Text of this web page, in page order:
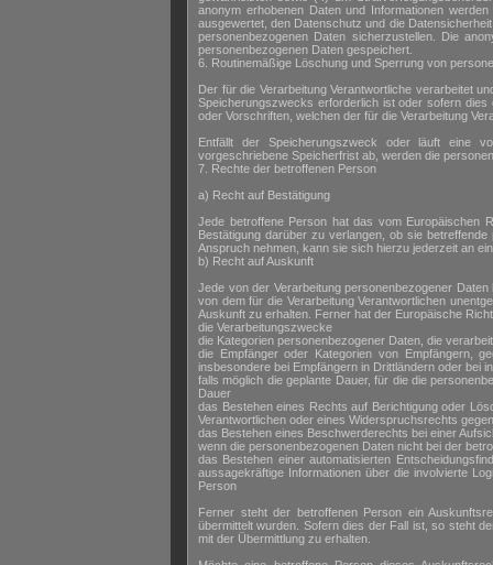
anonym erhobenen Daten und Informationen
ausgewertet, den Datenschutz und die
personenbezogenen Daten sicherzustellen. Die
personenbezogenen Daten gespeichert.
6. Routinemäßige Löschung und Sperrung von
Der für die Verarbeitung Verantwortliche verarbeitet
Speicherungszwecks erforderlich ist oder sofern
oder Vorschriften, welchen der für die Verarbeitung
Entfällt der Speicherungszweck oder läuft eine
vorgeschriebene Speicherfrist ab, werden die
7. Rechte der betroffenen Person
a) Recht auf Bestätigung
Jede betroffene Person hat das vom Europäischen
Bestätigung darüber zu verlangen, ob sie
Anspruch nehmen, kann sie sich hierzu jederzeit an
b) Recht auf Auskunft
Jede von der Verarbeitung personenbezogener
von dem für die Verarbeitung Verantwortlichen
Auskunft zu erhalten. Ferner hat der Europäische
die Verarbeitungszwecke
die Kategorien personenbezogener Daten, die
die Empfänger oder Kategorien von Empfängern,
insbesondere bei Empfängern in Drittländern oder bei
falls möglich die geplante Dauer, für die die
Dauer
das Bestehen eines Rechts auf Berichtigung oder
Verantwortlichen oder eines Widerspruchsrechts
das Bestehen eines Beschwerderechts bei einer
wenn die personenbezogenen Daten nicht bei der
das Bestehen einer automatisierten
aussagekräftige Informationen über die involvierte
Person
Ferner steht der betroffenen Person ein
übermittelt wurden. Sofern dies der Fall ist, so steht
mit der Übermittlung zu erhalten.